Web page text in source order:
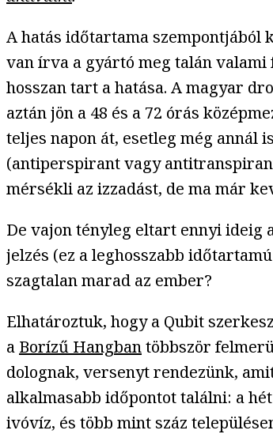
A hatás időtartama szempontjából
van írva a gyártó meg talán
hosszan tart a hatása. A magyar
aztán jön a 48 és a 72 órás
teljes napon át, esetleg még annál
(antiperspirant vagy
mérsékli az izzadást, de ma már
De vajon tényleg eltart ennyi ideig
jelzés (ez a leghosszabb
szagtalan marad az ember?
Elhatároztuk, hogy a Qubit
a Borízű Hangbantöbbször
dolognak, versenyt rendezünk,
alkalmasabb időpontot találni: a
ivóvíz, és több mint száz